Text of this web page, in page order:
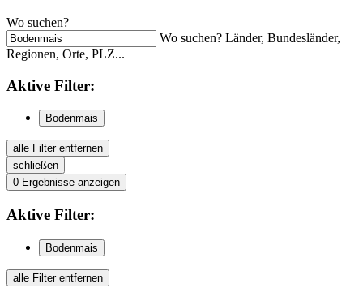
Wo suchen?
Wo suchen? Länder, Bundesländer,
Regionen, Orte, PLZ...
Aktive Filter:
Bodenmais
alle Filter entfernen
schließen
0 Ergebnisse anzeigen
Aktive Filter:
Bodenmais
alle Filter entfernen